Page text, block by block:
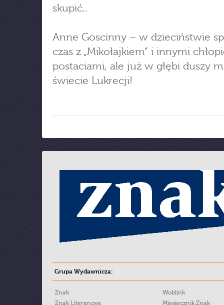
skupić..
Anne Goscinny – w dzieciństwie
czas z „Mikołajkiem” i innymi
postaciami, ale już w głębi duszy
świecie Lukrecji!
Grupa Wydawnicza:
Znak
Znak Literanova
Woblink
Miesięcznik Znak